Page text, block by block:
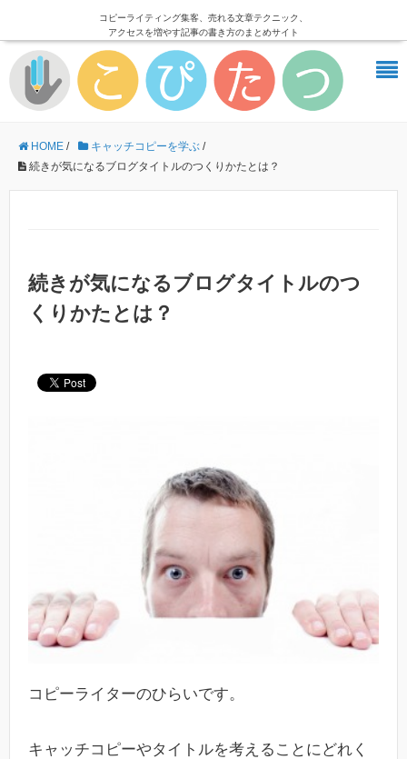
コピーライティング集客、売れる文章テクニック、
アクセスを増やす記事の書き方のまとめサイト
HOME / キャッチコピーを学ぶ /
続きが気になるブログタイトルのつくりかたとは？
続きが気になるブログタイトルのつ
くりかたとは？
コピーライターのひらいです。
キャッチコピーやタイトルを考えることにどれく